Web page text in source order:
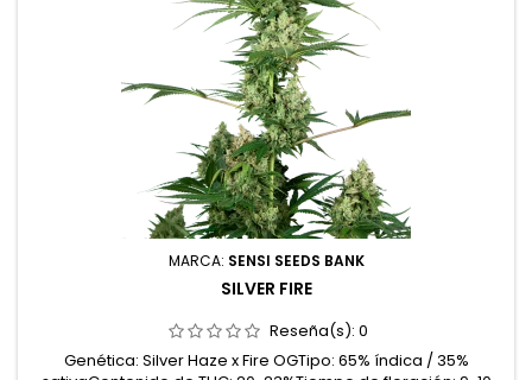
MARCA: SENSI SEEDS BANK
SILVER FIRE
Reseña(s): 0
Genética: Silver Haze x Fire OGTipo: 65% índica / 35%